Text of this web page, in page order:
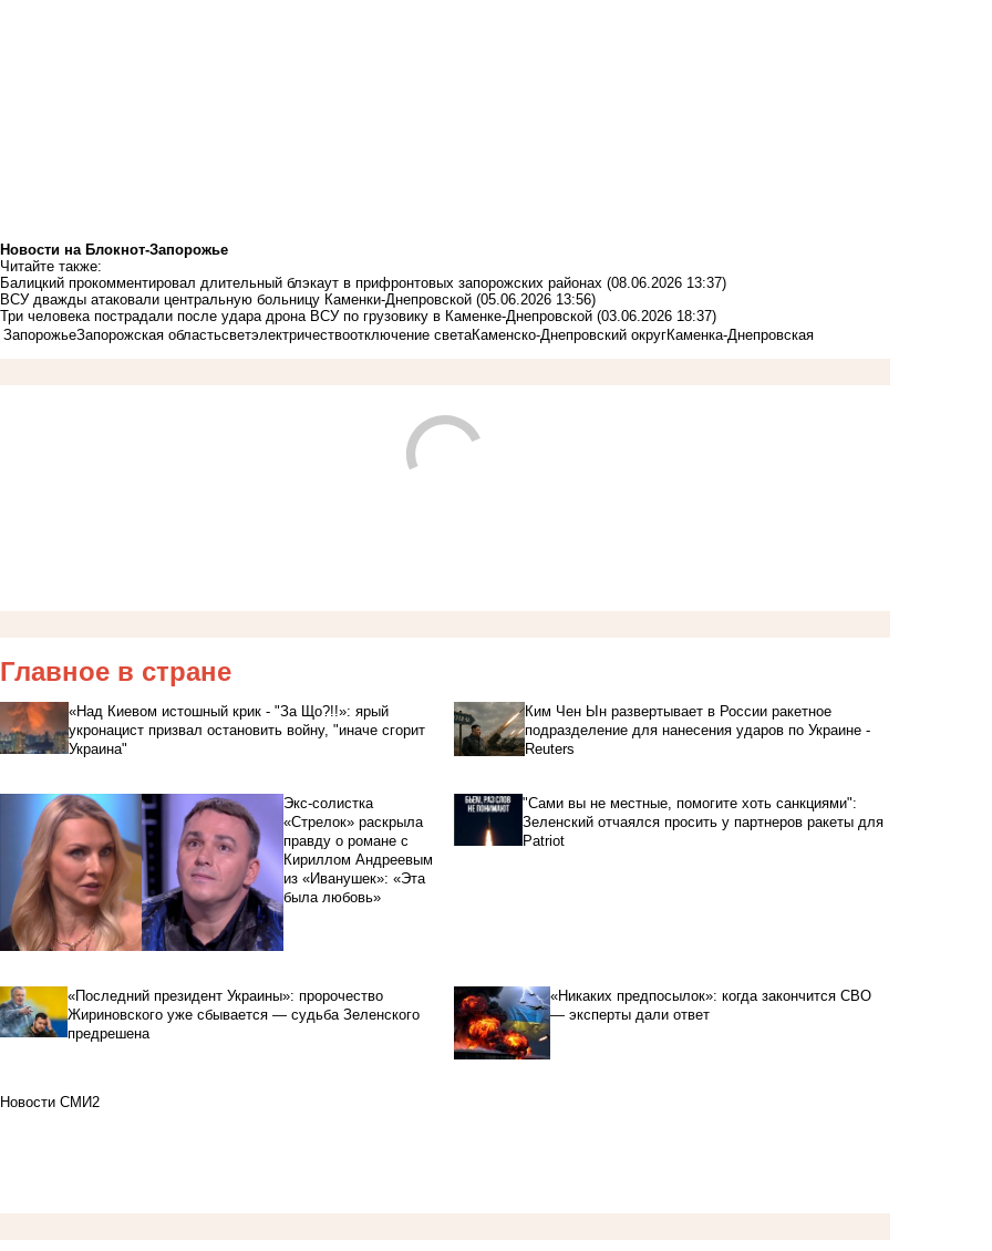
Новости на Блoкнoт-Запорожье
Читайте также:
Балицкий прокомментировал длительный блэкаут в прифронтовых запорожских районах (08.06.2026 13:37)
ВСУ дважды атаковали центральную больницу Каменки-Днепровской (05.06.2026 13:56)
Три человека пострадали после удара дрона ВСУ по грузовику в Каменке-Днепровской (03.06.2026 18:37)
ЗапорожьеЗапорожская областьсветэлектричествоотключение светаКаменско-Днепровский округКаменка-Днепровская
Главное в стране
«Над Киевом истошный крик - "За Що?!!»: ярый
укронацист призвал остановить войну, "иначе сгорит
Украина"
Ким Чен Ын развертывает в России ракетное
подразделение для нанесения ударов по Украине -
Reuters
Экс-солистка
«Стрелок» раскрыла
правду о романе с
Кириллом Андреевым
из «Иванушек»: «Эта
была любовь»
"Сами вы не местные, помогите хоть санкциями":
Зеленский отчаялся просить у партнеров ракеты для
Patriot
«Последний президент Украины»: пророчество
Жириновского уже сбывается — судьба Зеленского
предрешена
«Никаких предпосылок»: когда закончится СВО
— эксперты дали ответ
Новости СМИ2